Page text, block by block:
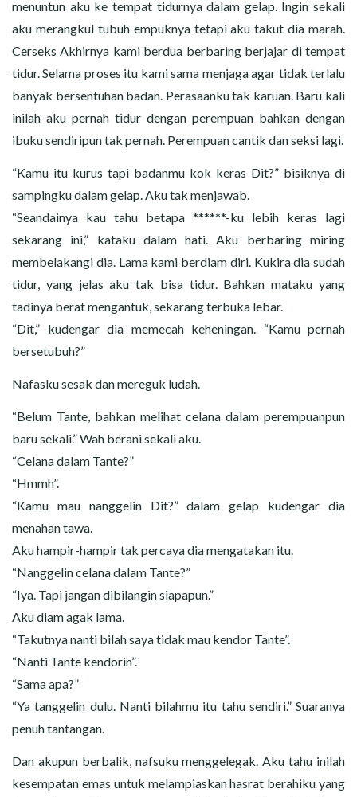
menuntun aku ke tempat tidurnya dalam gelap. Ingin sekali
aku merangkul tubuh empuknya tetapi aku takut dia marah.
Cerseks Akhirnya kami berdua berbaring berjajar di tempat
tidur. Selama proses itu kami sama menjaga agar tidak terlalu
banyak bersentuhan badan. Perasaanku tak karuan. Baru kali
inilah aku pernah tidur dengan perempuan bahkan dengan
ibuku sendiripun tak pernah. Perempuan cantik dan seksi lagi.
“Kamu itu kurus tapi badanmu kok keras Dit?” bisiknya di
sampingku dalam gelap. Aku tak menjawab.
“Seandainya kau tahu betapa ******-ku lebih keras lagi
sekarang ini,” kataku dalam hati. Aku berbaring miring
membelakangi dia. Lama kami berdiam diri. Kukira dia sudah
tidur, yang jelas aku tak bisa tidur. Bahkan mataku yang
tadinya berat mengantuk, sekarang terbuka lebar.
“Dit,” kudengar dia memecah keheningan. “Kamu pernah
bersetubuh?”
Nafasku sesak dan mereguk ludah.
“Belum Tante, bahkan melihat celana dalam perempuanpun
baru sekali.” Wah berani sekali aku.
“Celana dalam Tante?”
“Hmmh”.
“Kamu mau nanggelin Dit?” dalam gelap kudengar dia
menahan tawa.
Aku hampir-hampir tak percaya dia mengatakan itu.
“Nanggelin celana dalam Tante?”
“Iya. Tapi jangan dibilangin siapapun.”
Aku diam agak lama.
“Takutnya nanti bilah saya tidak mau kendor Tante”.
“Nanti Tante kendorin”.
“Sama apa?”
“Ya tanggelin dulu. Nanti bilahmu itu tahu sendiri.” Suaranya
penuh tantangan.
Dan akupun berbalik, nafsuku menggelegak. Aku tahu inilah
kesempatan emas untuk melampiaskan hasrat berahiku yang